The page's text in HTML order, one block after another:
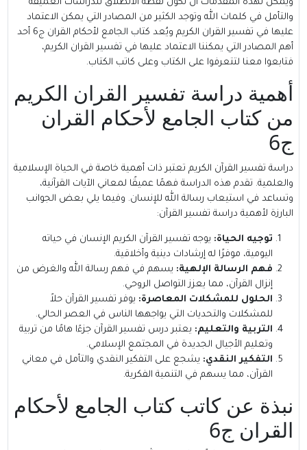
ويمكن لهذه المقدمات أن تكون نقطة الانطلاق للدراسات العميقة
والتأمل في كلمات الله وتوجد الكثير من المصادر التي يمكن الاعتماد
عليها في تفسير القران الكريم ويُعد كتاب الجامع لأحكام القران ج6 أحد
أهم المصادر التي يمكننا الاعتماد عليها في تفسير القران الكريم،
فتابعوا معنا لتتعرفوا على الكتاب وعلى كاتب الكتاب.
أهمية دراسة تفسير القران الكريم
من كتاب الجامع لأحكام القران
ج6
دراسة تفسير القرآن الكريم تعتبر ذات أهمية خاصة في الحياة الإسلامية
والعلمية. تقدم هذه الدراسة فهمًا عميقًا لمعاني الآيات القرآنية،
وتساعد في استيعاب رسالة الله للإنسان. وفيما يلي بعض الجوانب
البارزة لأهمية دراسة تفسير القرآن:
توجيه الحياة: يوجه تفسير القرآن الكريم الإنسان في حياته
اليومية، موفرًا له إرشادات دينية وأخلاقية.
فهم الرسالة الإلهية: يسهم في فهم رسالة الله والغرض من
إنزال القرآن، مما يعزز التواصل الروحي.
الحلول للمشكلات المعاصرة: يوفر تفسير القرآن حلاً
للمشكلات والتحديات التي يواجهها الناس في العصر الحالي.
التربية والتعليم: يعتبر درس تفسير القرآن جزءًا هامًا من تربية
وتعليم الأجيال الجديدة في المجتمع الإسلامي.
التفكير النقدي: يشجع على التفكير النقدي والتأمل في معاني
القرآن، مما يسهم في التنمية الفكرية.
نبذة عن كاتب كتاب الجامع لأحكام
القران ج6